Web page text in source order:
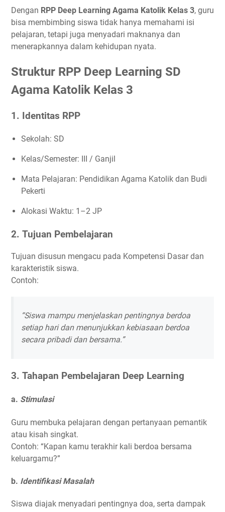
Dengan RPP Deep Learning Agama Katolik Kelas 3, guru
bisa membimbing siswa tidak hanya memahami isi
pelajaran, tetapi juga menyadari maknanya dan
menerapkannya dalam kehidupan nyata.
Struktur RPP Deep Learning SD
Agama Katolik Kelas 3
1. Identitas RPP
Sekolah: SD
Kelas/Semester: III / Ganjil
Mata Pelajaran: Pendidikan Agama Katolik dan Budi
Pekerti
Alokasi Waktu: 1–2 JP
2. Tujuan Pembelajaran
Tujuan disusun mengacu pada Kompetensi Dasar dan
karakteristik siswa.
Contoh:
“Siswa mampu menjelaskan pentingnya berdoa
setiap hari dan menunjukkan kebiasaan berdoa
secara pribadi dan bersama.”
3. Tahapan Pembelajaran Deep Learning
a. Stimulasi
Guru membuka pelajaran dengan pertanyaan pemantik
atau kisah singkat.
Contoh: “Kapan kamu terakhir kali berdoa bersama
keluargamu?”
b. Identifikasi Masalah
Siswa diajak menyadari pentingnya doa, serta dampak